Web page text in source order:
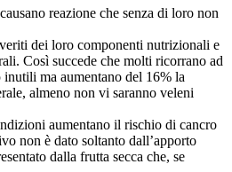
reazione che senza di loro non
dei loro componenti nutrizionali e
Così succede che molti ricorrano ad
ma aumentano del 16% la
almeno non vi saranno veleni
aumentano il rischio di cancro
non è dato soltanto dall’apporto
dalla frutta secca che, se